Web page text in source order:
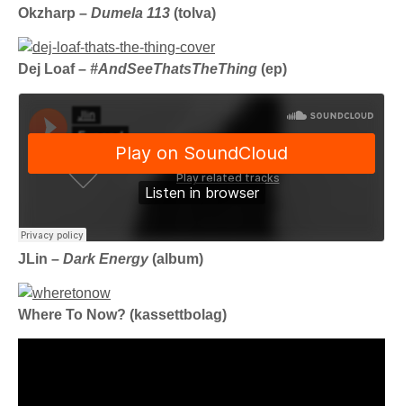
Okzharp – Dumela 113 (tolva)
Dej Loaf – #AndSeeThatsTheThing (ep)
JLin – Dark Energy(album)
Where To Now? (kassettbolag)